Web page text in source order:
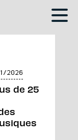
2026
de 25